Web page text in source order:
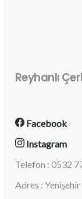
Reyhanlı
Facebook
Instagram
Telefon : 0532
Adres :